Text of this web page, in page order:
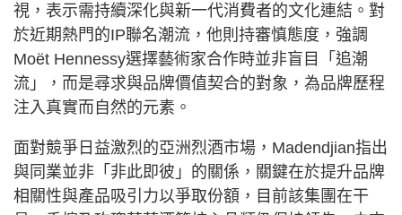
視，表示需持續深化與新一代消費者的文化連結。對
於近期熱門的IP聯名潮流，他則持審慎態度，強調
Moët Hennessy選擇藝術家合作時並非盲目「追潮
流」，而是尋求與品牌價值契合的對象，為品牌歷程
注入真實而自然的元素。
面對競爭日益激烈的亞洲烈酒市場，Madendjian指出
與同業並非「非此即彼」的關係，關鍵在於提升品牌
相關性與產品吸引力以爭取份額，目前該集團在干